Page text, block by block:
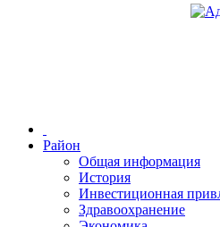
Район
Общая информация
История
Инвестиционная
Здравоохранение